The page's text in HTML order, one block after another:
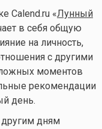
Calend.ru «Лунный
в себя общую
на личность,
с другими
моментов
рекомендации
день.
дням